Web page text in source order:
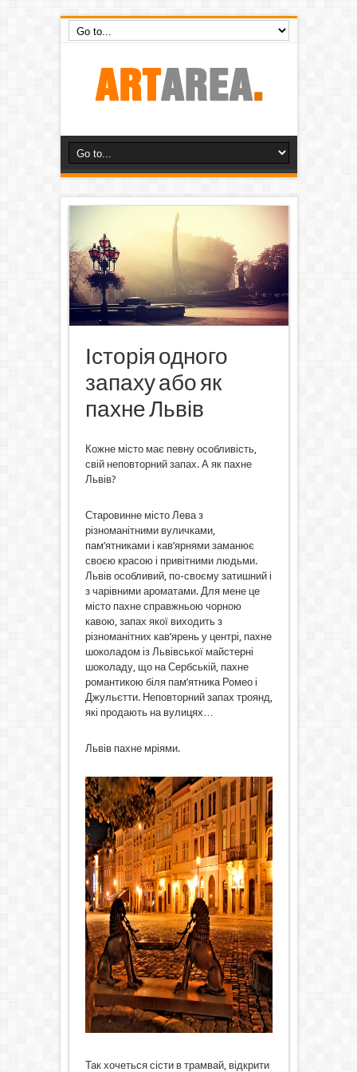
Історія одного
запаху або як
пахне Львів
Кожне місто має певну особливість,
свій неповторний запах. А як пахне
Львів?
Старовинне місто Лева з
різноманітними вуличками,
пам’ятниками і кав’ярнями заманює
своєю красою і привітними людьми.
Львів особливий, по-своєму затишний і
з чарівними ароматами. Для мене це
місто пахне справжньою чорною
кавою, запах якої виходить з
різноманітних кав’ярень у центрі, пахне
шоколадом із Львівської майстерні
шоколаду, що на Сербській, пахне
романтикою біля пам’ятника Ромео і
Джульєтти. Неповторний запах троянд,
які продають на вулицях…
Львів пахне мріями.
Так хочеться сісти в трамвай, відкрити